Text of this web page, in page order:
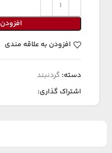
افزودن به علاقه مندی
دسته: گردنبند
اشتراک گذاری: